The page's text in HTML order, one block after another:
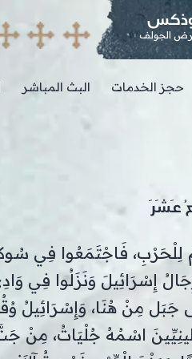
الجولف
حجز الخدمات البث المباشر
عَشَرَ
فَاجْتَمَعُوا فِي
إِسْرَائِيلَ وَنَزَلُوا فِي
جَبَل مِنْ هُنَا، وَإِسْرَائِيلُ
اسْمُهُ جُلْيَاتُ، مِنْ